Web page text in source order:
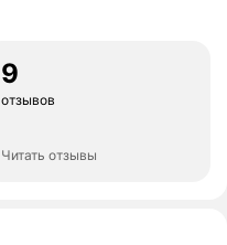
9
отзывов
Читать отзывы